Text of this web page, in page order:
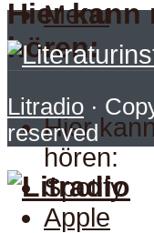
Menu
Hier kann
hören:
Hier
hören:
Spotify
Apple
Litradio ·
reserved